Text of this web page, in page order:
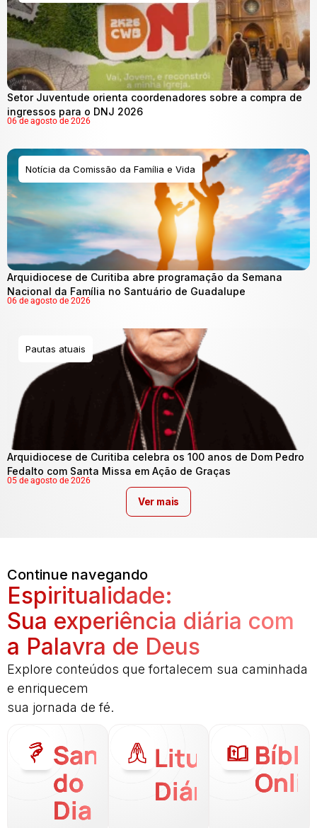
Setor Juventude orienta coordenadores sobre a compra de
ingressos para o DNJ 2026
06 de agosto de 2026
Notícia da Comissão da Família e Vida
Arquidiocese de Curitiba abre programação da Semana
Nacional da Família no Santuário de Guadalupe
06 de agosto de 2026
Pautas atuais
Arquidiocese de Curitiba celebra os 100 anos de Dom Pedro
Fedalto com Santa Missa em Ação de Graças
05 de agosto de 2026
Ver mais
Continue navegando
Espiritualidade:
Sua experiência diária com
a Palavra de Deus
Explore conteúdos que fortalecem sua caminhada
e enriquecem
sua jornada de fé.
Santo
do
Dia
Liturgia
Diária